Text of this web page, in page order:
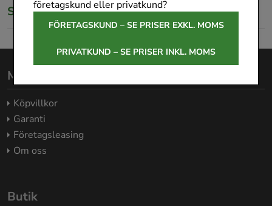
företagskund eller privatkund?
FÖRETAGSKUND – SE PRISER EXKL. MOMS
PRIVATKUND – SE PRISER INKL. MOMS
Specifikationer
Morten Maskin AB
Köpvillkor
Garanti
Företagsleasing
Om oss
Butik